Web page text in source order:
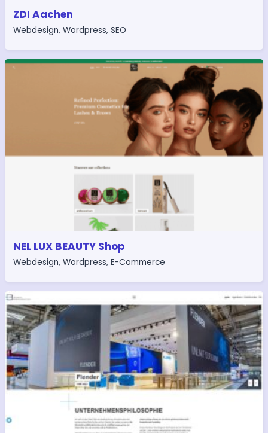
ZDI Aachen
Webdesign, Wordpress, SEO
NEL LUX BEAUTY Shop
Webdesign, Wordpress, E-Commerce